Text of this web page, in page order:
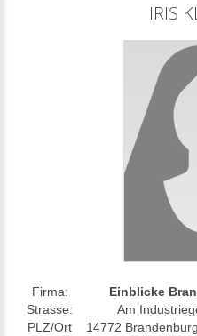
IRIS
Firma:
Einblicke
Strasse:
Am
PLZ/Ort
14772